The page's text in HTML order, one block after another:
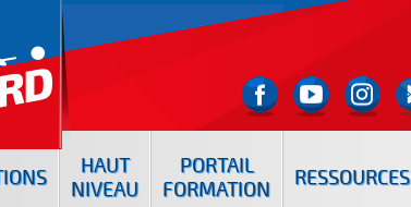
HAUT
NIVEAU
PORTAIL
FORMATION
RESSOURCES